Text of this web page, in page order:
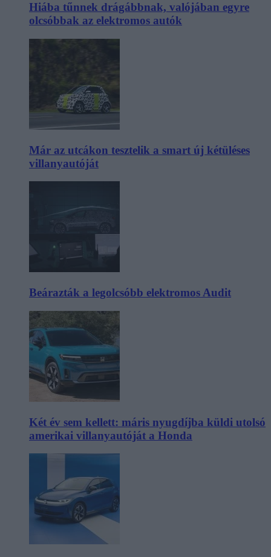
Hiába tűnnek drágábbnak, valójában egyre
olcsóbbak az elektromos autók
Már az utcákon tesztelik a smart új kétüléses
villanyautóját
Beárazták a legolcsóbb elektromos Audit
Két év sem kellett: máris nyugdíjba küldi utolsó
amerikai villanyautóját a Honda